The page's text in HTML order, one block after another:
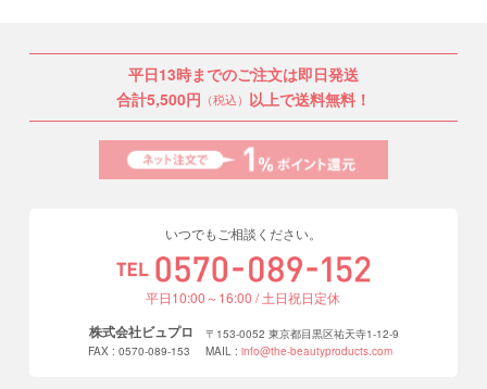
平日13時までのご注文は即日発送
合計5,500円 （税込） 以上で送料無料！
いつでもご相談ください。
平日10:00～16:00 / 土日祝日定休
株式会社ビュプロ
〒153-0052 東京都目黒区祐天寺1-12-9
FAX : 0570-089-153
MAIL : info@the-beautyproducts.com